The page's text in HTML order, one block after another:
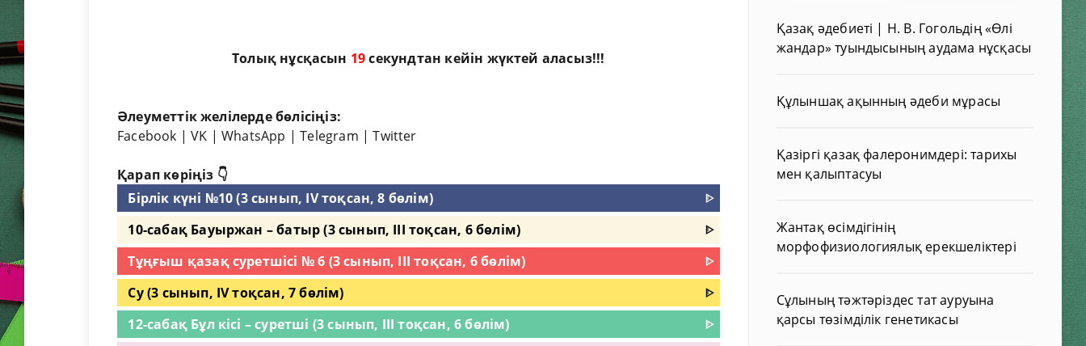
Толық нұсқасын 18секундтан кейін жүктей аласыз!!!
Әлеуметтік желілерде бөлісіңіз:
Facebook |VK |WhatsApp |Telegram |Twitter
Қарап көріңіз 👇
Бірлік күні №10 (3 сынып, IV тоқсан, 8 бөлім)
ᐈ
10-сабақ Бауыржан – батыр (3 сынып, III тоқсан, 6 бөлім)
ᐈ
Тұңғыш қазақ суретшісі № 6 (3 сынып, III тоқсан, 6 бөлім)
ᐈ
Су (3 сынып, IV тоқсан, 7 бөлім)
ᐈ
12-сабақ Бұл кісі – суретші (3 сынып, III тоқсан, 6 бөлім)
ᐈ
Қазақ әдебиеті | Н. В. Гогольдің «Өлі
жандар» туындысының аудама нұсқасы
Құлыншақ ақынның әдеби мұрасы
Қазіргі қазақ фалеронимдері: тарихы
мен қалыптасуы
Жантақ өсімдігінің
морфофизиологиялық ерекшеліктері
Сұлының тәжтәріздес тат ауруына
қарсы төзімділік генетикасы